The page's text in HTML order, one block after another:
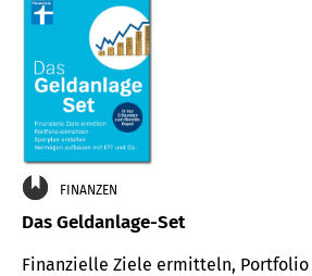
FINANZEN
Das Geldanlage-Set
Finanzielle Ziele ermitteln,